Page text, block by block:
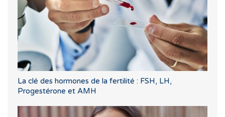
La clé des hormones de la fertilité : FSH, LH,
Progestérone et AMH